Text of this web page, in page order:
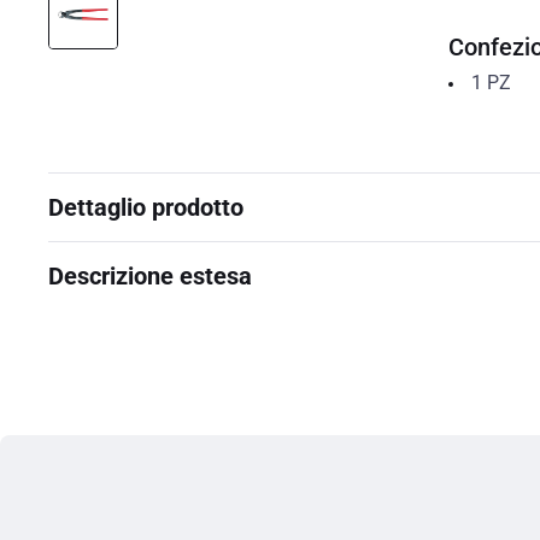
1 PZ
Dettaglio prodotto
Descrizione estesa